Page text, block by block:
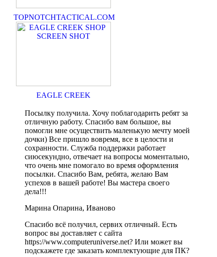
TOPNOTCHTACTICAL.COM
EAGLE CREEK
Посылку получила. Хочу поблагодарить ребят за
отличную работу. Спасибо вам большое, вы
помогли мне осуществить маленькую мечту моей
дочки) Все пришло вовремя, все в целости и
сохранности. Служба поддержки работает
сиюсекундно, отвечает на вопросы моментально,
что очень мне помогало во время оформления
посылки. Спасибо Вам, ребята, желаю Вам
успехов в вашей работе! Вы мастера своего
дела!!!
Марина Опарина, Иваново
Спасибо всё получил, сервих отличный. Есть
вопрос вы доставляет с сайта
https://www.computeruniverse.net? Или может вы
подскажете где заказать комплектующие для ПК?